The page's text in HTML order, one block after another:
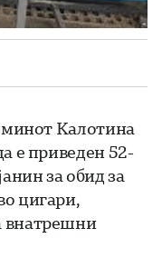
Калотина
е приведен 52-
за обид за
цигари,
внатрешни